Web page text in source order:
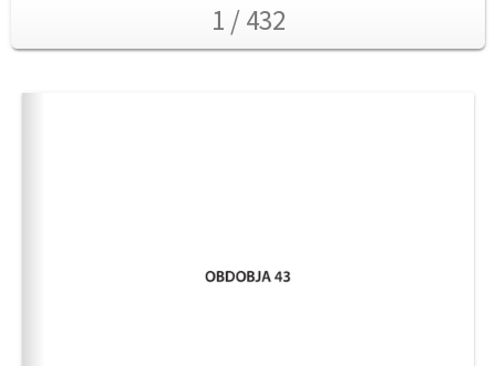
1 / 432